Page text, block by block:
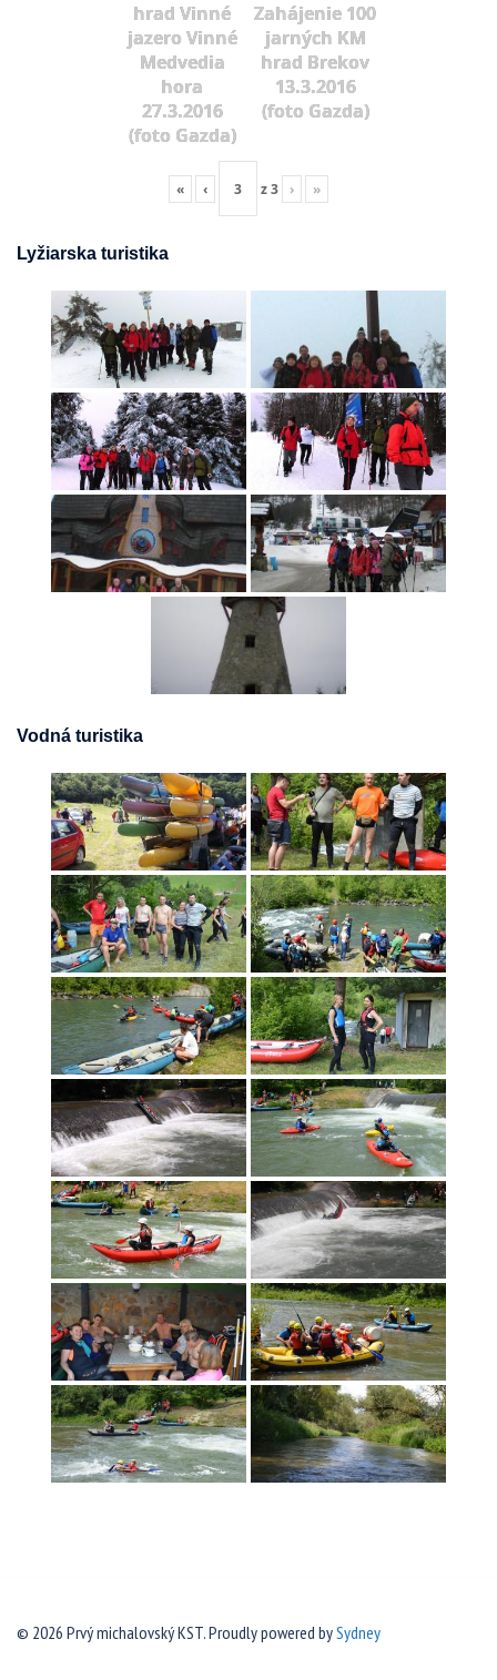
hrad Vinné
jazero Vinné
Medvedia
hora
27.3.2016
(foto Gazda)
Zahájenie 100
jarných KM
hrad Brekov
13.3.2016
(foto Gazda)
« ‹ z3 › »
Lyžiarska turistika
Vodná turistika
© 2026 Prvý michalovský KST. Proudly powered bySydney